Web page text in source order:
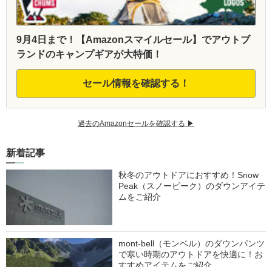
9月4日まで！【Amazonスマイルセール】でアウトブ
ランドのキャンプギアが大特価！
セール情報を確認する！
過去のAmazonセールを確認する ▶︎
新着記事
秋冬のアウトドアにおすすめ！Snow
Peak（スノーピーク）のダウンアイテ
ムをご紹介
mont-bell（モンベル）のダウンパンツ
で寒い時期のアウトドアを快適に！お